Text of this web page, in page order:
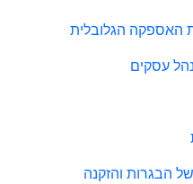
האספקה הגלובלית
הבגרות והזקנה